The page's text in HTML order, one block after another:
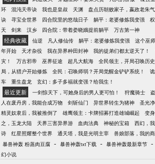
环
混沌天帝诀 我也是皇叔 天渊 盘点历朝败家子，嬴政老朱
诀
寻宝全世界 四合院里的悠哉日子 躺平：老婆修炼我变强
天
剑来 汉乡 四合院：带着娄晓娥提前躺平 万古第一神
经典收藏 仙逆 凡人修仙传 躺平：老婆修炼我变强 这个巫
年开始
天才杂役 我在异界种田封神 我的徒弟们都太逆天了！
灾！
万古邪帝 巫界征途 超凡大航海 全民领主，开局召唤历
局，从猎户开始修炼
全民：召唤师弱？开局觉醒金铲铲系统！
车
重生盘龙 玄幻：多子多福就变强？给我生！
最近更新 一剑惊天下，可她身后的男人更可怕！ 狩魔骑士
人在废丹房，我能合成万物
剑斩仙门 异世界转生为猪神 圣光
精灵奴隶后，我被推倒了
雄鹰领主：卡牌招募打造雄城崛起 变
之，玉龙大陆
天界三害异界游 血肉法典 神秘的宝箱 西幻，
诗
红星照耀整个世界 通天塔，我是光明主宰
兽娘部落，我的
暴兽神轰 粉蒸肉豆腐 - 暴兽神轰txt下载 - 暴兽神轰最新章节 -
幻小说